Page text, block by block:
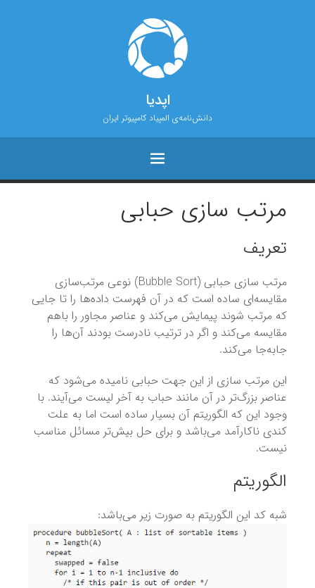
اپدیا
دانش‌نامه‌ی المپیاد کامپیوتر ایران
مرتب سازی حبابی
تعریف
مرتب سازی حبابی (Bubble Sort) نوعی مرتب‌سازی
مقایسه‌ای ساده است که در آن فهرست داده‌ها را تا جایی
که مرتب شوند پیمایش می‌کند و عناصر مجاور را باهم
مقایسه می‌کند و اگر در ترتیب نادرست بودند آن‌ها را
جابه‌جا می‌کند.
این مرتب سازی از این جهت حبابی نامیده می‌شود که
عناصر بزرگ‌تر در آن مانند حباب به آخر لیست می‌آیند. با
وجود این که الگوریتم آن بسیار ساده است اما به علت
کندی ناکارآمد می‌باشد و برای حل بیش‌تر مسائل مناسب
نیست.
الگوریتم
شبه کد این الگوریتم به صورت زیر می‌باشد: